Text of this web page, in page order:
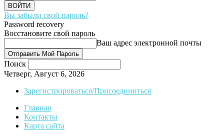
Вы забыли свой пароль?
Password recovery
Восстановите свой пароль
Ваш адрес электронной почты
Поиск
Четверг, Август 6, 2026
Зарегистрироваться/Присоединиться
Главная
Контакты
Карта сайта